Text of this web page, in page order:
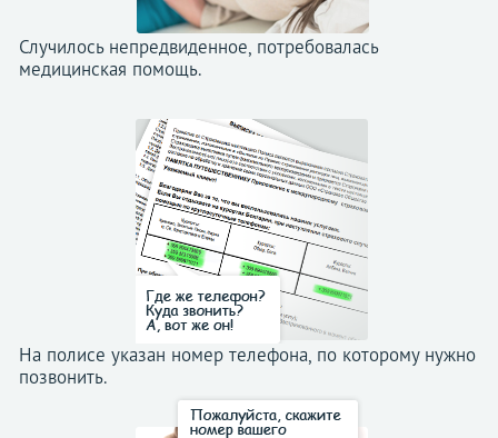
Случилось непредвиденное, потребовалась
медицинская помощь.
На полисе указан номер телефона, по которому нужно
позвонить.